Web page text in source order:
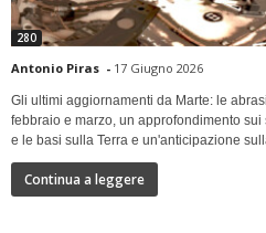
280
Antonio Piras - 17 Giugno 2026
Gli ultimi aggiornamenti da Marte: le
febbraio e marzo, un approfondimento
e le basi sulla Terra e un'anticipazione
Continua a leggere